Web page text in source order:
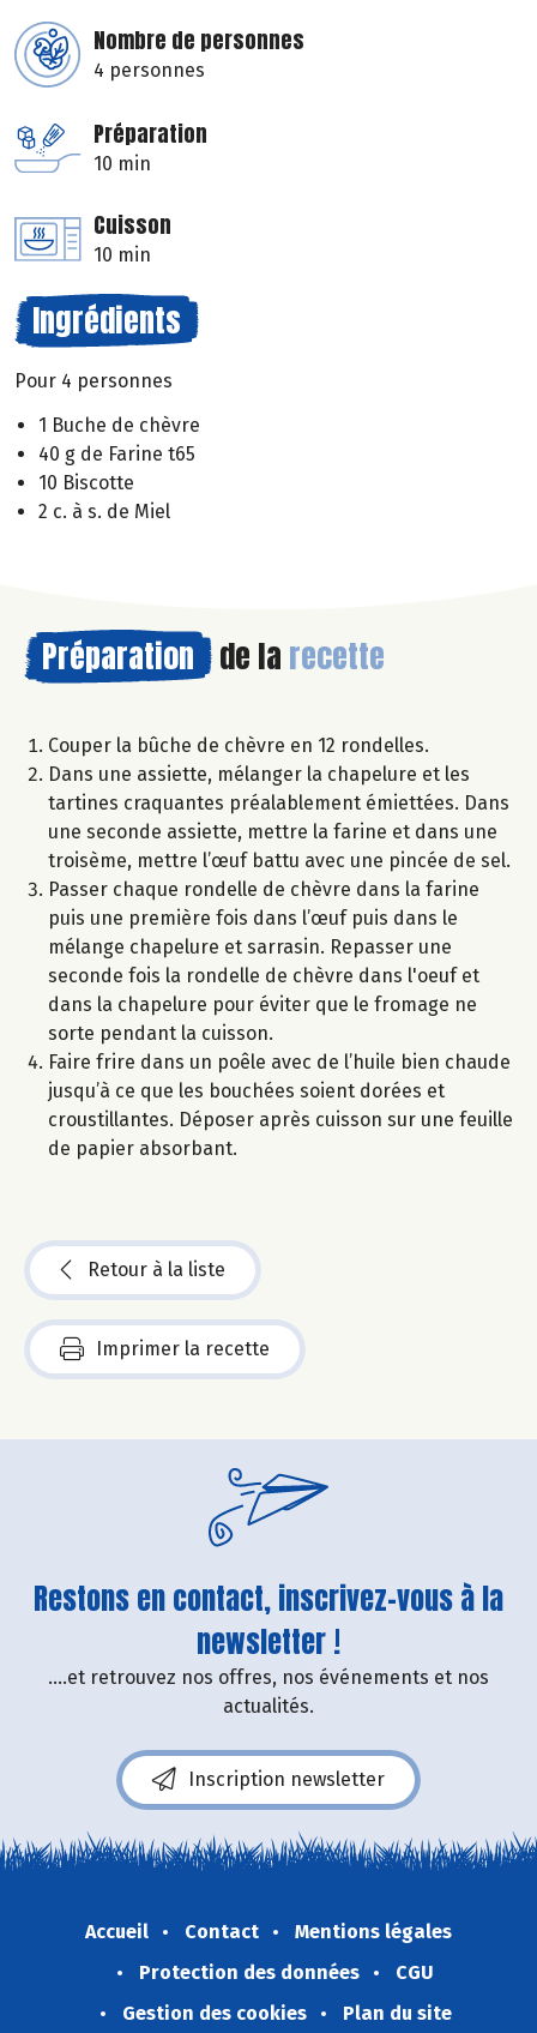
Nombre de personnes
4 personnes
Préparation
10 min
Cuisson
10 min
Ingrédients
Pour 4 personnes
1 Buche de chèvre
40 g de Farine t65
10 Biscotte
2 c. à s. de Miel
Préparation de la recette
Couper la bûche de chèvre en 12 rondelles.
Dans une assiette, mélanger la chapelure et les
tartines craquantes préalablement émiettées. Dans
une seconde assiette, mettre la farine et dans une
troisème, mettre l’œuf battu avec une pincée de sel.
Passer chaque rondelle de chèvre dans la farine
puis une première fois dans l’œuf puis dans le
mélange chapelure et sarrasin. Repasser une
seconde fois la rondelle de chèvre dans l'oeuf et
dans la chapelure pour éviter que le fromage ne
sorte pendant la cuisson.
Faire frire dans un poêle avec de l’huile bien chaude
jusqu’à ce que les bouchées soient dorées et
croustillantes. Déposer après cuisson sur une feuille
de papier absorbant.
Retour à la liste
Imprimer la recette
Restons en contact, inscrivez-vous à la
newsletter !
....et retrouvez nos offres, nos événements et nos
actualités.
Inscription newsletter
Accueil Contact
Mentions légales
Protection des données
CGU
Gestion des cookies
Plan du site